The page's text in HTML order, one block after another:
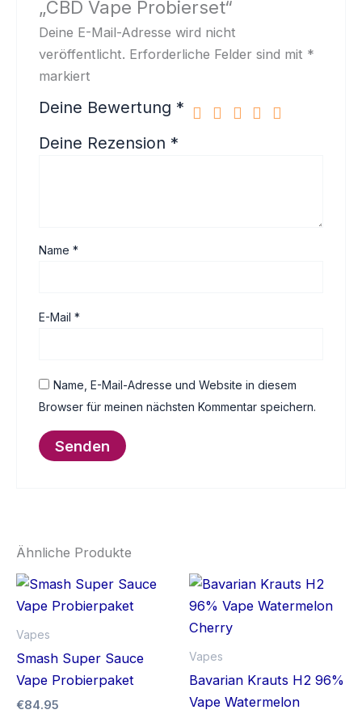
„CBD Vape Probierset“
Deine E-Mail-Adresse wird nicht
veröffentlicht. Erforderliche Felder sind mit *
markiert
Deine Bewertung *
Deine Rezension *
Name*
E-Mail*
Name, E-Mail-Adresse und Website in diesem
Browser für meinen nächsten Kommentar speichern.
Ähnliche Produkte
Vapes
Smash Super Sauce
Vape Probierpaket
€84.95
Vapes
Bavarian Krauts H2 96%
Vape Watermelon